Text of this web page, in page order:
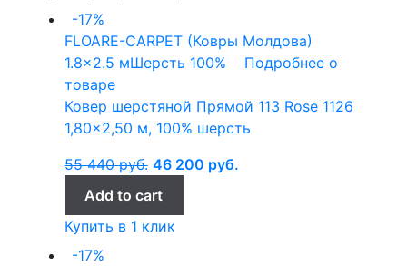
-17%
FLOARE-CARPET (Ковры Молдова)
1.8x2.5 мШерсть 100%
Подробнее о
товаре
Ковер шерстяной Прямой 113 Rose 1126
1,80×2,50 м, 100% шерсть
55 440руб. 46 200 руб.
Add to cart
Купить в 1 клик
-17%